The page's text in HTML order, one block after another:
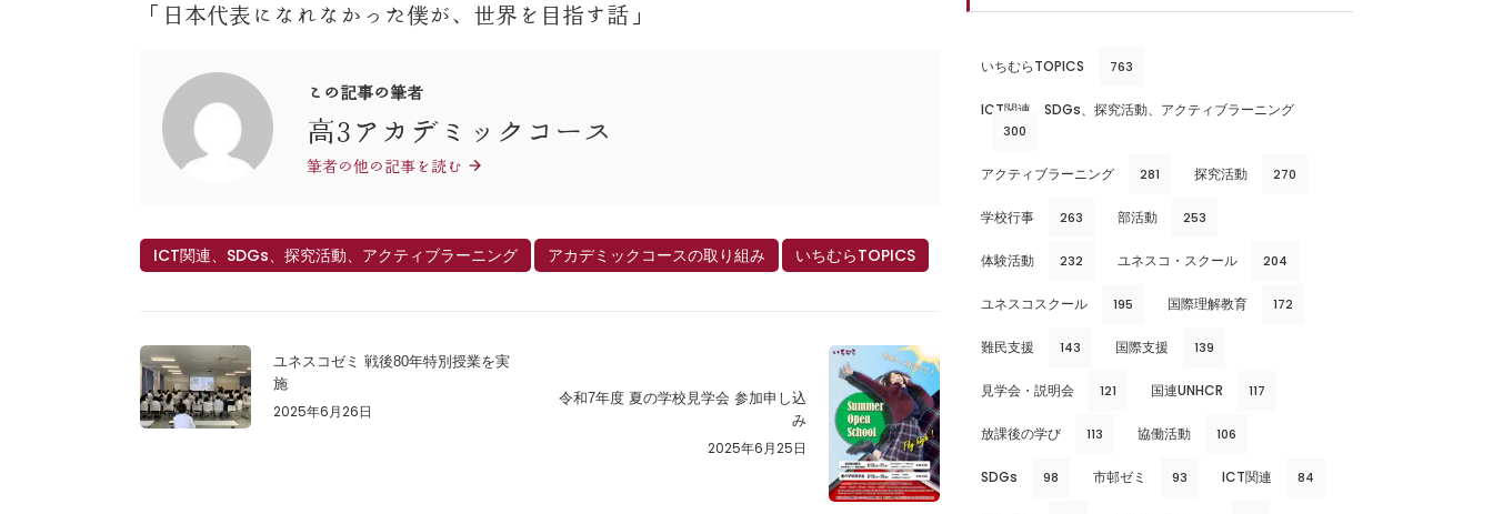
「日本代表になれなかった僕が、世界を目指す話」
この記事の筆者
高3アカデミックコース
筆者の他の記事を読む
ICT関連、SDGs、探究活動、アクティブラーニング アカデミックコースの取り組み いちむらTOPICS
ユネスコゼミ 戦後80年特別授業を実
施
2025年6月26日
令和7年度 夏の学校見学会 参加申し込
み
2025年6月25日
いちむらTOPICS 763
ICT関連、SDGs、探究活動、アクティブラーニング
300
アクティブラーニング 281 探究活動 270
学校行事 263 部活動 253
体験活動 232 ユネスコ・スクール 204
ユネスコスクール 195 国際理解教育 172
難民支援 143 国際支援 139
見学会・説明会 121 国連UNHCR 117
放課後の学び 113 協働活動 106
SDGs 98 市邨ゼミ 93 ICT関連 84